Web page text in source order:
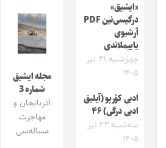
«ایشیق»
درگیسی‌نین PDF
آرشیوی
یاییملاندی
چهارشنبه ۳۱ تیر
۱۴۰۵
ادبی کؤرپو (آیلیق
ادبی درگی) ۴۶
سه‌شنبه ۲۳ تیر
۱۴۰۵
مجله ایشیق
شماره 3
آذربایجان و
مهاجرت
مساله‌سی